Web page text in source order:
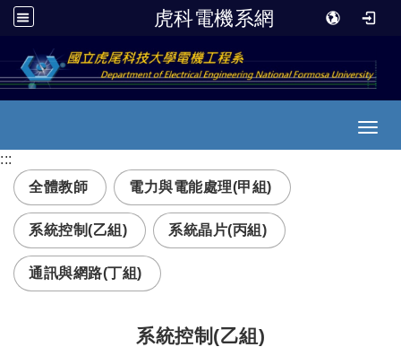
虎科電機系網
跳到主要內容
:::
全體教師
電力與電能處理(甲組)
系統控制(乙組) 系統晶片(丙組)
通訊與網路(丁組)
系統控制(乙組)